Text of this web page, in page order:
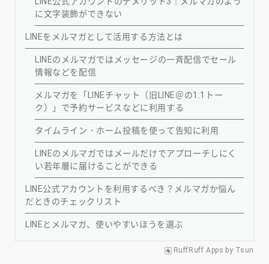
に文字装飾ができない
LINEをメルマガとして活用する方法とは
LINEのメルマガではメッセージの一斉配信でセール
情報などを配信
メルマガを「LINEチャット（旧LINE＠の1:1トー
ク）」で予約サービスなどに利用する
タイムライン・ホーム投稿を使って告知に利用
LINEのメルマガではメールだけでアプローチしにく
い若年層に届けることができる
LINE公式アカウントを利用するべき？メルマガか悩ん
だときのチェックリスト
LINEとメルマガ、使いやすいほうを選ぶ
RuffRuff Apps by Tsun